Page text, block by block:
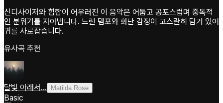
신디사이저와 힙합이 어우러진 이 음악은 어둡고 공포스럽며 중독적
인 분위기를 자아냅니다. 느린 템포와 화난 감정이 고스란히 담겨 있어
귀를 사로잡습니다.
유사곡 추천
달빛 아래서... Matilda Rose
Basic